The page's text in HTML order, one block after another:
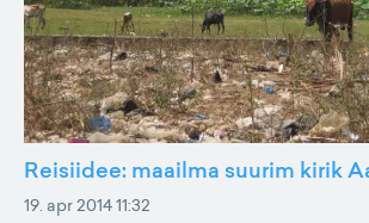
Reisiidee: maailma suurim kirik
19. apr 2014 11:32